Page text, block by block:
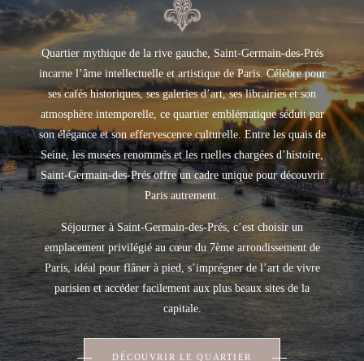
Quartier mythique de la rive gauche, Saint-Germain-des-Prés
incarne l’âme intellectuelle et artistique de Paris. Célèbre pour
ses cafés historiques, ses galeries d’art, ses librairies et son
atmosphère intemporelle, ce quartier emblématique séduit par
son élégance et son effervescence culturelle. Entre les quais de
Seine, les musées renommés et les ruelles chargées d’histoire,
Saint-Germain-des-Prés offre un cadre unique pour découvrir
Paris autrement.
Séjourner à Saint-Germain-des-Prés, c’est choisir un
emplacement privilégié au cœur du 7ème arrondissement de
Paris, idéal pour flâner à pied, s’imprégner de l’art de vivre
parisien et accéder facilement aux plus beaux sites de la
capitale.
DÉCOUVRIR LE QUARTIER